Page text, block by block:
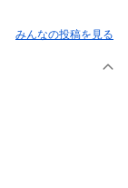
みんなの投稿を見る